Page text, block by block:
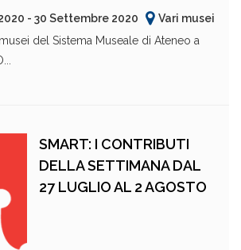
- 30 Settembre 2020
Vari musei
del Sistema Museale di Ateneo a
SMART: I CONTRIBUTI
DELLA SETTIMANA DAL
27 LUGLIO AL 2 AGOSTO